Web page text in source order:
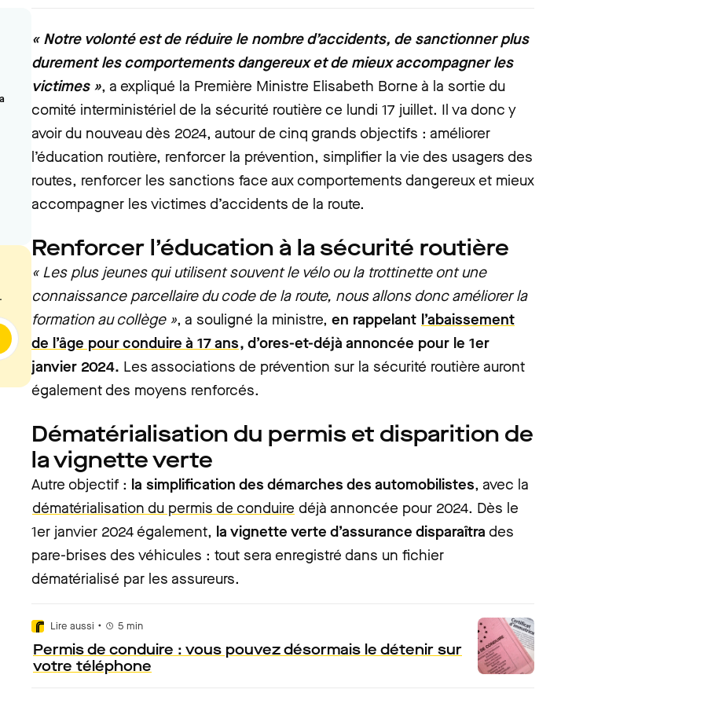
« Notre volonté est de réduire le nombre d’accidents, de sanctionner plus
durement les comportements dangereux et de mieux accompagner les
victimes », a expliqué la Première Ministre Elisabeth Borne à la sortie du
comité interministériel de la sécurité routière ce lundi 17 juillet. Il va donc y
avoir du nouveau dès 2024, autour de cinq grands objectifs : améliorer
l’éducation routière, renforcer la prévention, simplifier la vie des usagers des
routes, renforcer les sanctions face aux comportements dangereux et mieux
accompagner les victimes d’accidents de la route.
Renforcer l’éducation à la sécurité routière
« Les plus jeunes qui utilisent souvent le vélo ou la trottinette ont une
connaissance parcellaire du code de la route, nous allons donc améliorer la
formation au collège », a souligné la ministre, en rappelant l’abaissement
de l’âge pour conduire à 17 ans, d’ores-et-déjà annoncée pour le 1er
janvier 2024. Les associations de prévention sur la sécurité routière auront
également des moyens renforcés.
Dématérialisation du permis et disparition de
la vignette verte
Autre objectif : la simplification des démarches des automobilistes, avec la
dématérialisation du permis de conduire déjà annoncée pour 2024. Dès le
1er janvier 2024 également, la vignette verte d’assurance disparaîtra des
pare-brises des véhicules : tout sera enregistré dans un fichier
dématérialisé par les assureurs.
Lire aussi • 5 min
Permis de conduire : vous pouvez désormais le détenir sur
votre téléphone